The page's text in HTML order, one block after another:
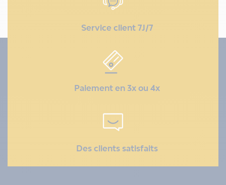
Service client 7J/7
Paiement en 3x ou 4x
Des clients satisfaits